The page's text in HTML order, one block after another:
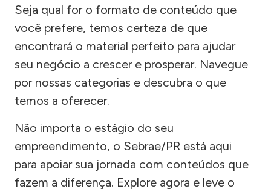
Seja qual for o formato de conteúdo que
você prefere, temos certeza de que
encontrará o material perfeito para ajudar
seu negócio a crescer e prosperar. Navegue
por nossas categorias e descubra o que
temos a oferecer.
Não importa o estágio do seu
empreendimento, o Sebrae/PR está aqui
para apoiar sua jornada com conteúdos que
fazem a diferença. Explore agora e leve o